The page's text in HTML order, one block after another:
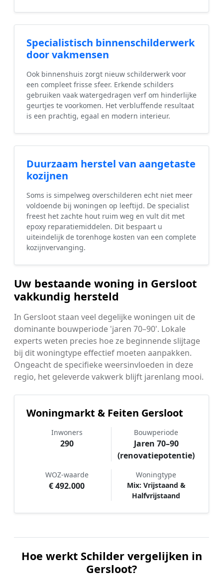
Specialistisch binnenschilderwerk
door vakmensen
Ook binnenshuis zorgt nieuw schilderwerk voor
een compleet frisse sfeer. Erkende schilders
gebruiken vaak watergedragen verf om hinderlijke
geurtjes te voorkomen. Het verbluffende resultaat
is een prachtig, egaal en modern interieur.
Duurzaam herstel van aangetaste
kozijnen
Soms is simpelweg overschilderen echt niet meer
voldoende bij woningen op leeftijd. De specialist
freest het zachte hout ruim weg en vult dit met
epoxy reparatiemiddelen. Dit bespaart u
uiteindelijk de torenhoge kosten van een complete
kozijnvervanging.
Uw bestaande woning in Gersloot
vakkundig hersteld
In Gersloot staan veel degelijke woningen uit de
dominante bouwperiode 'jaren 70–90'. Lokale
experts weten precies hoe ze beginnende slijtage
bij dit woningtype effectief moeten aanpakken.
Ongeacht de specifieke weersinvloeden in deze
regio, het geleverde vakwerk blijft jarenlang mooi.
Woningmarkt & Feiten Gersloot
Inwoners
290
Bouwperiode
Jaren 70–90
(renovatiepotentie)
WOZ-waarde
€ 492.000
Woningtype
Mix: Vrijstaand &
Halfvrijstaand
Hoe werkt Schilder vergelijken in
Gersloot?